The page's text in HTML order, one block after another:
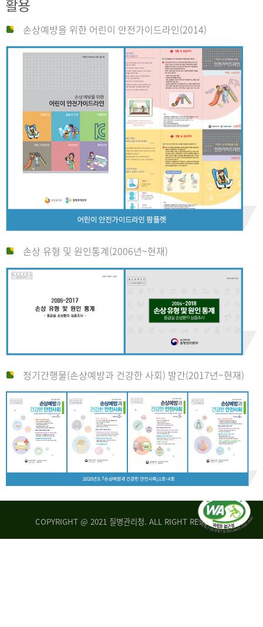
활용
손상예방을 위한 어린이 안전가이드라인(2014)
손상 유형 및 원인통계(2006년~현재)
정기간행물(손상예방과 건강한 사회) 발간(2017년~현재)
COPYRIGHT @ 2021 질병관리청. ALL RIGHT RESERVED